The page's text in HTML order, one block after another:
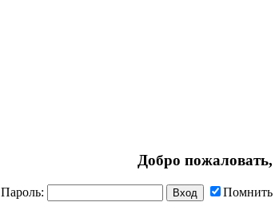
Добро пожаловать,
Пароль: Помнить